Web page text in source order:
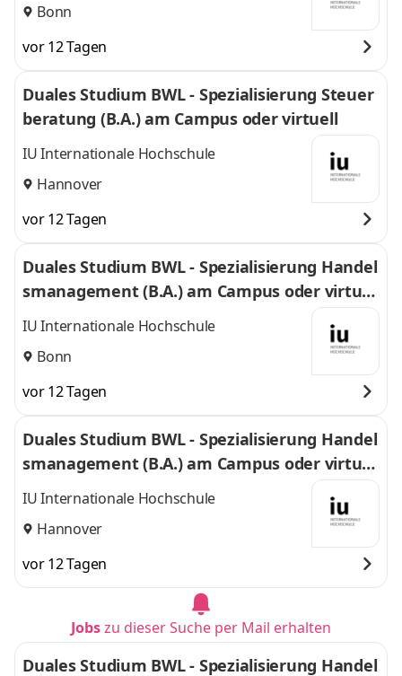
Bonn
vor 12 Tagen
Duales Studium BWL - Spezialisierung Steuer
beratung (B.A.) am Campus oder virtuell
IU Internationale Hochschule
Hannover
vor 12 Tagen
Duales Studium BWL - Spezialisierung Handel
smanagement (B.A.) am Campus oder virtuel
l
IU Internationale Hochschule
Bonn
vor 12 Tagen
Duales Studium BWL - Spezialisierung Handel
smanagement (B.A.) am Campus oder virtuel
l
IU Internationale Hochschule
Hannover
vor 12 Tagen
Jobszu dieser Suche per Mail erhalten
Duales Studium BWL - Spezialisierung Handel